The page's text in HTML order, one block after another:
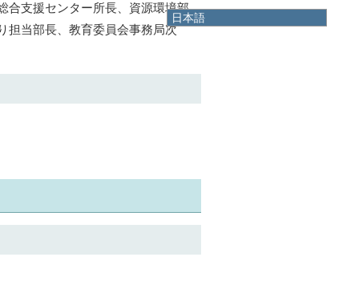
日本語
日本語
繁體中文
合支援センター所長、資源環境部
担当部長、教育委員会事務局次